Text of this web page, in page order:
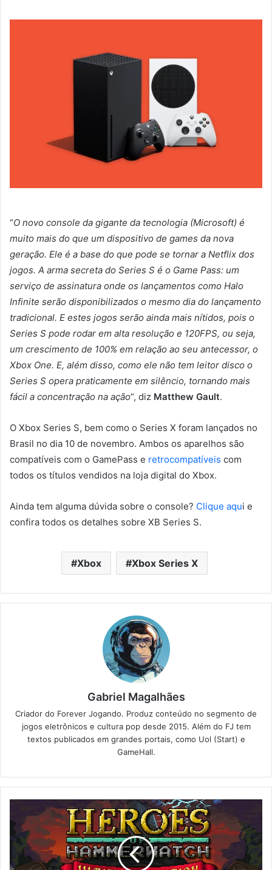
“O novo console da gigante da tecnologia (Microsoft) é
muito mais do que um dispositivo de games da nova
geração. Ele é a base do que pode se tornar a Netflix dos
jogos. A arma secreta do Series S é o Game Pass: um
serviço de assinatura onde os lançamentos como Halo
Infinite serão disponibilizados o mesmo dia do lançamento
tradicional. E estes jogos serão ainda mais nítidos, pois o
Series S pode rodar em alta resolução e 120FPS, ou seja,
um crescimento de 100% em relação ao seu antecessor, o
Xbox One. E, além disso, como ele não tem leitor disco o
Series S opera praticamente em silêncio, tornando mais
fácil a concentração na ação“, diz Matthew Gault.
O Xbox Series S, bem como o Series X foram lançados no
Brasil no dia 10 de novembro. Ambos os aparelhos são
compatíveis com o GamePass e retrocompatíveis com
todos os títulos vendidos na loja digital do Xbox.
Ainda tem alguma dúvida sobre o console? Clique aqui e
confira todos os detalhes sobre XB Series S.
Xbox Xbox Series X
Gabriel Magalhães
Criador do Forever Jogando. Produz conteúdo no segmento de
jogos eletrônicos e cultura pop desde 2015. Além do FJ tem
textos publicados em grandes portais, como Uol (Start) e
GameHall.